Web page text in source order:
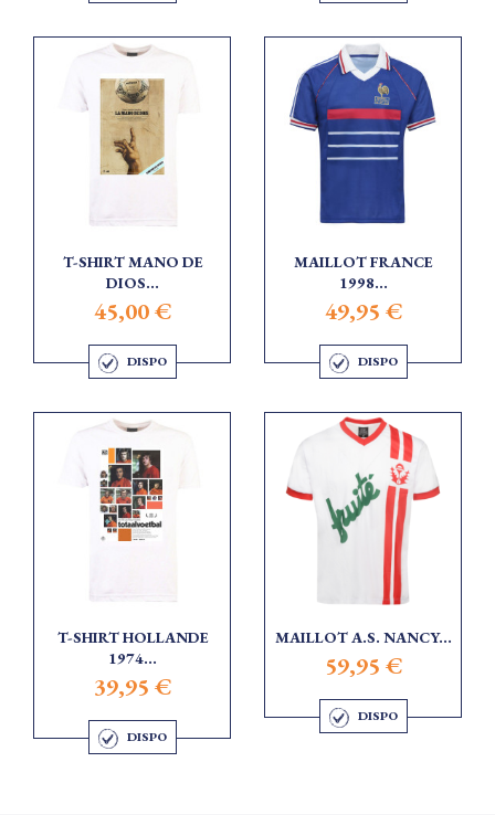
T-SHIRT MANO DE
DIOS...
45,00 €
DISPO
MAILLOT FRANCE
1998...
49,95 €
DISPO
T-SHIRT HOLLANDE
1974...
39,95 €
DISPO
MAILLOT A.S. NANCY...
59,95 €
DISPO